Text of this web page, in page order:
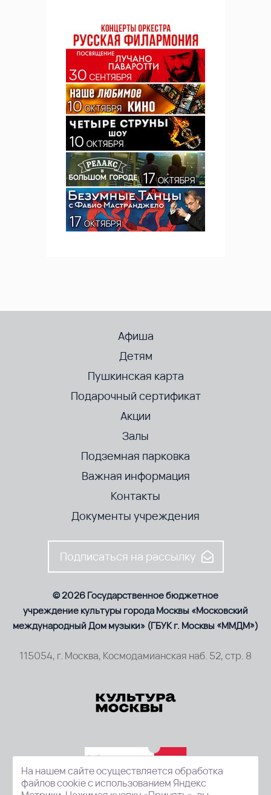
Афиша
Детям
Пушкинская карта
Подарочный сертификат
Акции
Залы
Подземная парковка
Важная информация
Контакты
Документы учреждения
Подписаться на рассылку
© 2026 Государственное бюджетное
учреждение культуры города Москвы «Московский
международный Дом музыки» (ГБУК г. Москвы «ММДМ»)
115054, г. Москва, Космодамианская наб. 52, стр. 8
На нашем сайте осуществляется обработка
файлов cookie с использованием Яндекс